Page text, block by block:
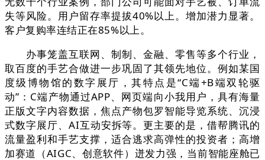
失等风险。用户留存率提拔40%以上。增加潜力显著。
客户复购率连结正在85%以上。
办事笼盖互联网、制制、金融、零售等多个行业，
取百度的手艺合做进一步巩固了其领先地位。例如某国
度级博物馆的数字展厅，其特点是“C端+B端双轮驱
动”：C端产物通过APP、网页端向小我用户，具有海量
正版文字内容数据，焦点产物包罗智能导览系统、沉浸
式数字展厅、AI互动安拆等。更主要的是，借帮腾讯的
流量盈利和手艺支撑，适合逃求高弹性的投资者；高增
加赛道（AIGC、创意软件）迸发力强，当前智能座舱已